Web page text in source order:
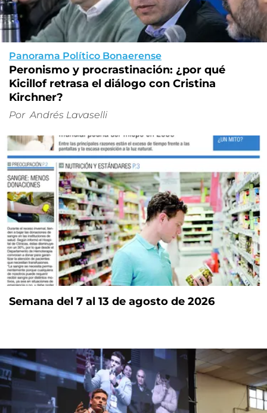
Panorama Político Bonaerense
Peronismo y procrastinación: ¿por qué
Kicillof retrasa el diálogo con Cristina
Kirchner?
Por Andrés Lavaselli
Semana del 7 al 13 de agosto de 2026